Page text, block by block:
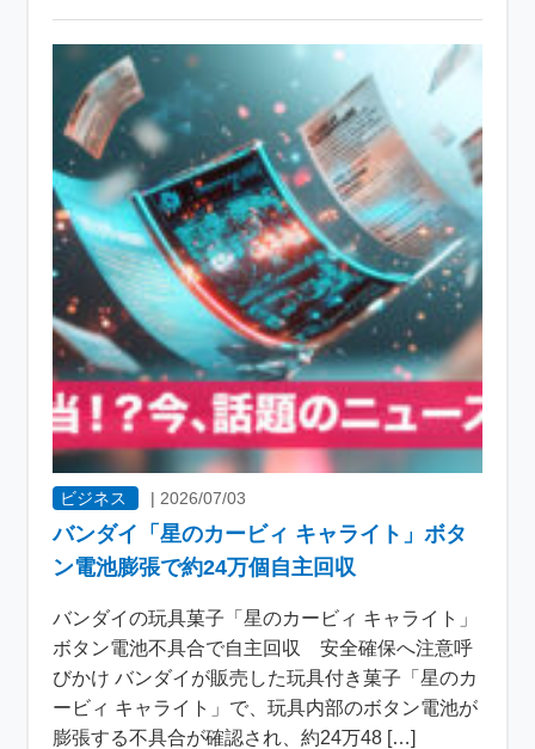
ビジネス | 2026/07/03
バンダイ「星のカービィ キャライト」ボタ
ン電池膨張で約24万個自主回収
バンダイの玩具菓子「星のカービィ キャライト」
ボタン電池不具合で自主回収 安全確保へ注意呼
びかけ バンダイが販売した玩具付き菓子「星のカ
ービィ キャライト」で、玩具内部のボタン電池が
膨張する不具合が確認され、約24万48 […]